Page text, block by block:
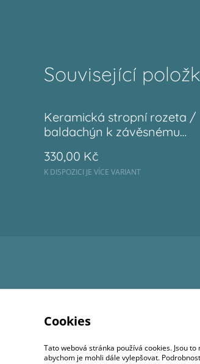
Související
Keramická stropní rozeta /
baldachýn k závěsnému
330,00 Kč
K DISPOZICI JE VÍCE VARIANT
Cookies
Tato webová stránka používá cookies. Jsou
abychom je mohli dále vylepšovat.